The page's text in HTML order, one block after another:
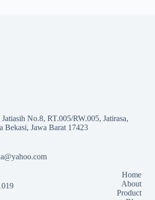
Jatiasih No.8, RT.005/RW.005, Jatirasa,
Bekasi, Jawa Barat 17423
Home
About
Product